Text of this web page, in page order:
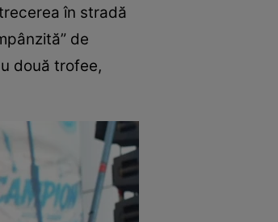
în stradă
de
două trofee,